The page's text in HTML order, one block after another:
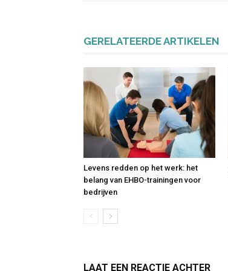
GERELATEERDE ARTIKELEN
Levens redden op het werk: het
belang van EHBO-trainingen voor
bedrijven
LAAT EEN REACTIE ACHTER